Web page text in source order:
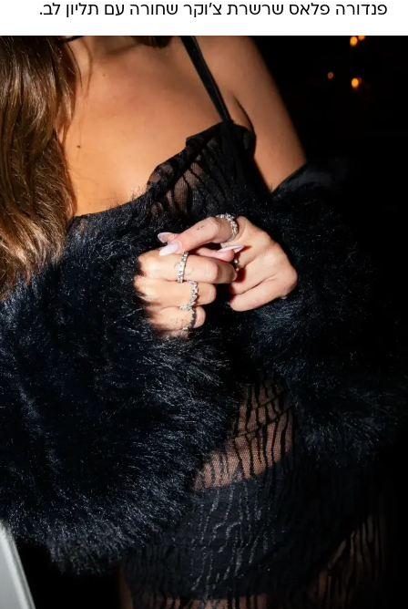
פנדורה פלאס שרשרת צ'וקר שחורה עם תליון לב.